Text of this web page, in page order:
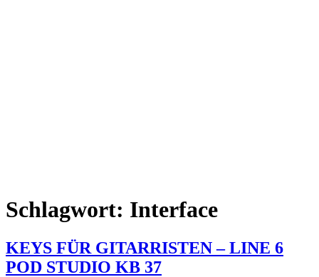
Schlagwort: Interface
KEYS FÜR GITARRISTEN – LINE 6
POD STUDIO KB 37